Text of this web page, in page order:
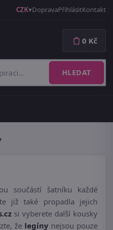
CZK DopravaPřihlásitKontakt
HLEDAT
0 Kč
součástí šatníku každé
již také propadla jejich
si vyberete další kousky
že legíny nejsou pouze